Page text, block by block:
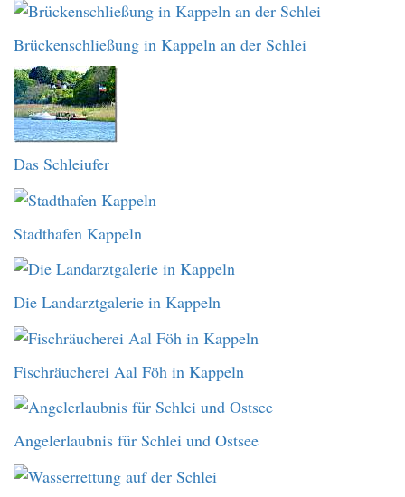
Brückenschließung in Kappeln an der Schlei
Das Schleiufer
Stadthafen Kappeln
Die Landarztgalerie in Kappeln
Fischräucherei Aal Föh in Kappeln
Angelerlaubnis für Schlei und Ostsee